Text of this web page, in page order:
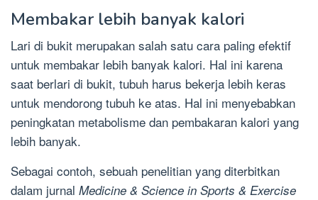
Membakar lebih banyak kalori
Lari di bukit merupakan salah satu cara paling efektif
untuk membakar lebih banyak kalori. Hal ini karena
saat berlari di bukit, tubuh harus bekerja lebih keras
untuk mendorong tubuh ke atas. Hal ini menyebabkan
peningkatan metabolisme dan pembakaran kalori yang
lebih banyak.
Sebagai contoh, sebuah penelitian yang diterbitkan
dalam jurnal Medicine & Science in Sports & Exercise